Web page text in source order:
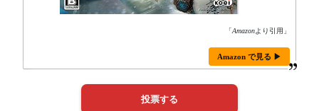
「Amazonより引用」
Amazon で見る ▶